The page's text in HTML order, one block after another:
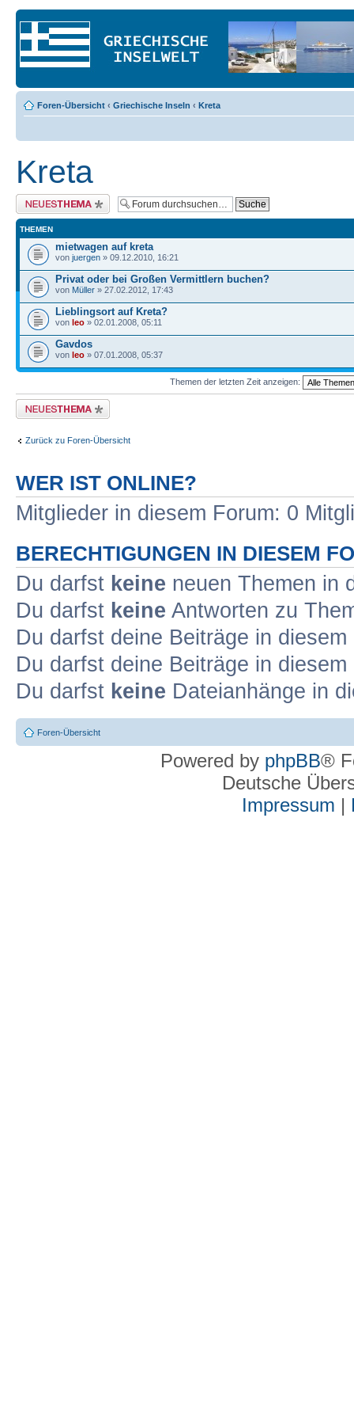
Foren-Übersicht ‹ Griechische Inseln ‹ Kreta
Kreta
Neues Thema erstellen
THEMEN
mietwagen auf kreta
von juergen » 09.12.2010, 16:21
Privat oder bei Großen Vermittlern buchen?
von Müller » 27.02.2012, 17:43
Lieblingsort auf Kreta?
von leo » 02.01.2008, 05:11
Gavdos
von leo » 07.01.2008, 05:37
Themen der letzten Zeit anzeigen:
Neues Thema erstellen
Zurück zu Foren-Übersicht
WER IST ONLINE?
Mitglieder in diesem Forum: 0
BERECHTIGUNGEN IN DIESEM
Du darfst keine neuen Themen in
Du darfst keine Antworten zu
Du darfst deine Beiträge in
Du darfst deine Beiträge in
Du darfst keine Dateianhänge in
Foren-Übersicht
Powered by phpBB®
Deutsche
Impressum |